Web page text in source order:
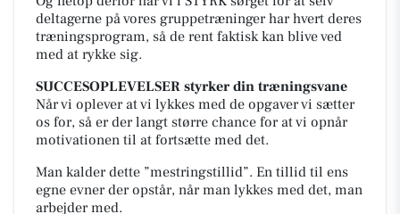
deltagerne på vores gruppetræninger har hvert deres
træningsprogram, så de rent faktisk kan blive ved
med at rykke sig.
SUCCESOPLEVELSER styrker din træningsvane
Når vi oplever at vi lykkes med de opgaver vi sætter
os for, så er der langt større chance for at vi opnår
motivationen til at fortsætte med det.
Man kalder dette ”mestringstillid”. En tillid til ens
egne evner der opstår, når man lykkes med det, man
arbejder med.